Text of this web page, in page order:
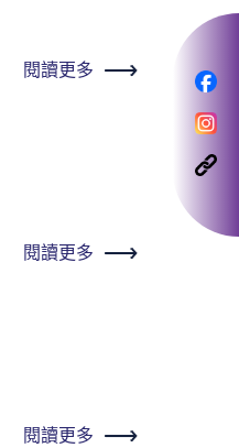
閱讀更多
閱讀更多
閱讀更多